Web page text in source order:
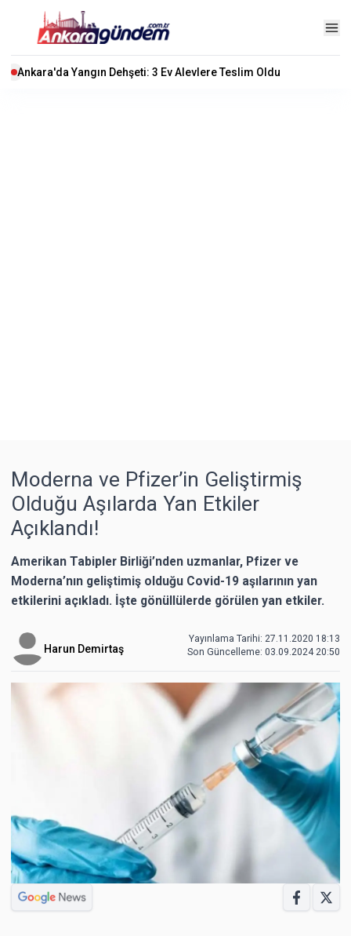
Ankara'da Yangın Dehşeti: 3 Ev Alevlere Teslim Oldu
Moderna ve Pfizer’in Geliştirmiş
Olduğu Aşılarda Yan Etkiler
Açıklandı!
Amerikan Tabipler Birliği’nden uzmanlar, Pfizer ve
Moderna’nın geliştimiş olduğu Covid-19 aşılarının yan
etkilerini açıkladı. İşte gönüllülerde görülen yan etkiler.
Harun Demirtaş
Yayınlama Tarihi: 27.11.2020 18:13
Son Güncelleme: 03.09.2024 20:50